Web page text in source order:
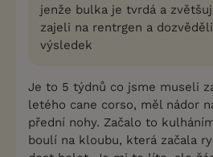
jenže bulka je tvrdá a
zajeli na rentrgen a
výsledek
Je to 5 týdnů co jsme museli
letého cane corso, měl nádor
přední nohy. Začalo to
boulí na kloubu, která začala